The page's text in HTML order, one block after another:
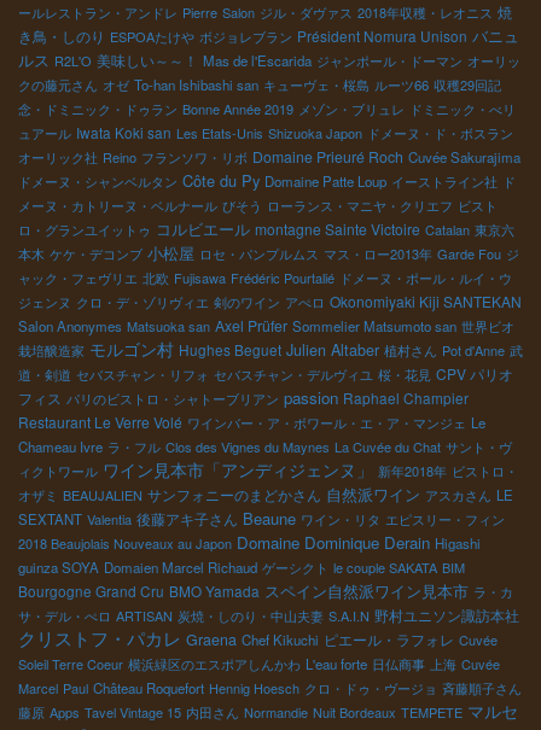
ールレストラン・アンドレ Pierre Salon ジル・ダヴァス 2018年収穫・レオニス 焼
き鳥・しのり ESPOAたけや ボジョレブラン Président Nomura Unison バニュ
ルス R2L'O 美味しい～～！ Mas de l'Escarida ジャンポール・ドーマン オーリッ
クの藤元さん オゼ To-han Ishibashi san キューヴェ・桜島 ルーツ66 収穫29回記
念・ドミニック・ドゥラン Bonne Année 2019 メゾン・ブリュレ ドミニック・べリ
ュアール Iwata Koki san Les Etats-Unis Shizuoka Japon ドメーヌ・ド・ボスラン
オーリック社 Reino フランソワ・リボ Domaine Prieuré Roch Cuvée Sakurajima
ドメーヌ・シャンベルタン Côte du Py Domaine Patte Loup イーストライン社 ド
メーヌ・カトリーヌ・ベルナール びそう ローランス・マニヤ・クリエフ ビスト
ロ・グランユイットゥ コルビエール montagne Sainte Victoire Catalan 東京六
本木 ケケ・デコンブ 小松屋 ロセ・パンプルムス マス・ロー2013年 Garde Fou ジ
ャック・フェヴリエ 北欧 Fujisawa Frédéric Pourtalié ドメーヌ・ポール・ルイ・ウ
ジェンヌ クロ・デ・ゾリヴィエ 剣のワイン アぺロ Okonomiyaki Kiji SANTEKAN
Salon Anonymes Matsuoka san Axel Prüfer Sommelier Matsumoto san 世界ビオ
栽培醸造家 モルゴン村 Hughes Beguet Julien Altaber 植村さん Pot d'Anne 武
道・剣道 セバスチャン・リフォ セバスチャン・デルヴィユ 桜・花見 CPV パリオ
フィス パリのビストロ・シャトーブリアン passion Raphael Champier
Restaurant Le Verre Volé ワインバー・ア・ボワール・エ・ア・マンジェ Le
Chameau Ivre ラ・フル Clos des Vignes du Maynes La Cuvée du Chat サント・ヴ
ィクトワール ワイン見本市「アンディジェンヌ」 新年2018年 ビストロ・
オザミ BEAUJALIEN サンフォニーのまどかさん 自然派ワイン アスカさん LE
SEXTANT Valentia 後藤アキ子さん Beaune ワイン・リタ エピスリー・フィン
2018 Beaujolais Nouveaux au Japon Domaine Dominique Derain Higashi
guinza SOYA Domaien Marcel Richaud ゲーシクト le couple SAKATA BIM
Bourgogne Grand Cru BMO Yamada スペイン自然派ワイン見本市 ラ・カ
サ・デル・ぺロ ARTISAN 炭焼・しのり・中山夫妻 S.A.I.N 野村ユニソン諏訪本社
クリストフ・パカレ Graena Chef Kikuchi ピエール・ラフォレ Cuvée
Soleil Terre Coeur 横浜緑区のエスポアしんかわ L'eau forte 日仏商事 上海 Cuvée
Marcel Paul Château Roquefort Hennig Hoesch クロ・ドゥ・ヴージョ 斉藤順子さん
藤原 Apps Tavel Vintage 15 内田さん Normandie Nuit Bordeaux TEMPETE マルセ